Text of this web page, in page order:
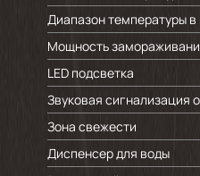
Диапазон температуры
Мощность
LED подсветка
Звуковая сигнализация
Зона свежести
Диспенсер для воды